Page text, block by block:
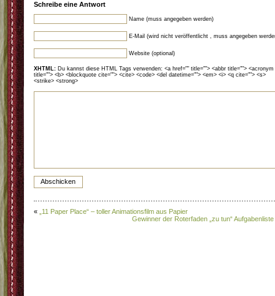
Schreibe eine Antwort
Name (muss angegeben werden)
E-Mail (wird nicht veröffentlicht , muss angegeben
Website (optional)
XHTML: Du kannst diese HTML Tags verwenden: <a href="" title=""> <abbr title=""> <acronym
title=""> <b> <blockquote cite=""> <cite> <code> <del datetime=""> <em> <i> <q cite=""> <s>
<strike> <strong>
«
„11 Paper Place“ – toller Animationsfilm aus Papier
Gewinner der Roterfaden „zu tun“ Aufgabenliste